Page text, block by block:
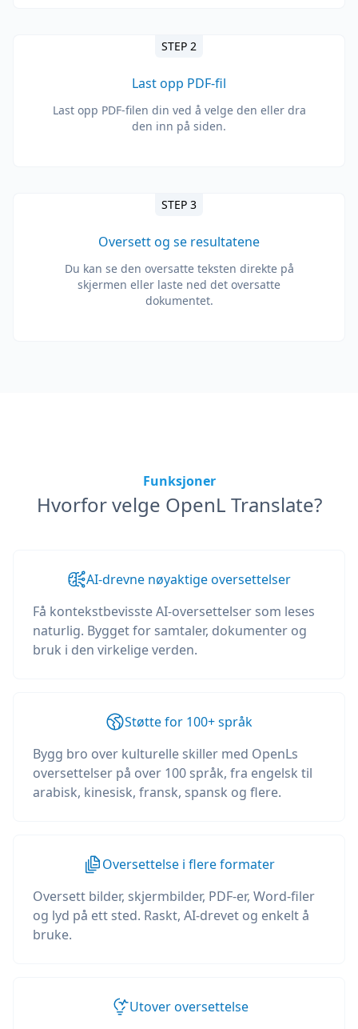
STEP 2
Last opp PDF-fil
Last opp PDF-filen din ved å velge den eller dra
den inn på siden.
STEP 3
Oversett og se resultatene
Du kan se den oversatte teksten direkte på
skjermen eller laste ned det oversatte
dokumentet.
Funksjoner
Hvorfor velge OpenL Translate?
AI-drevne nøyaktige oversettelser
Få kontekstbevisste AI-oversettelser som leses
naturlig. Bygget for samtaler, dokumenter og
bruk i den virkelige verden.
Støtte for 100+ språk
Bygg bro over kulturelle skiller med OpenLs
oversettelser på over 100 språk, fra engelsk til
arabisk, kinesisk, fransk, spansk og flere.
Oversettelse i flere formater
Oversett bilder, skjermbilder, PDF-er, Word-filer
og lyd på ett sted. Raskt, AI-drevet og enkelt å
bruke.
Utover oversettelse